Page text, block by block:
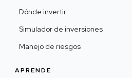
Dónde invertir
Simulador de inversiones
Manejo de riesgos
APRENDE